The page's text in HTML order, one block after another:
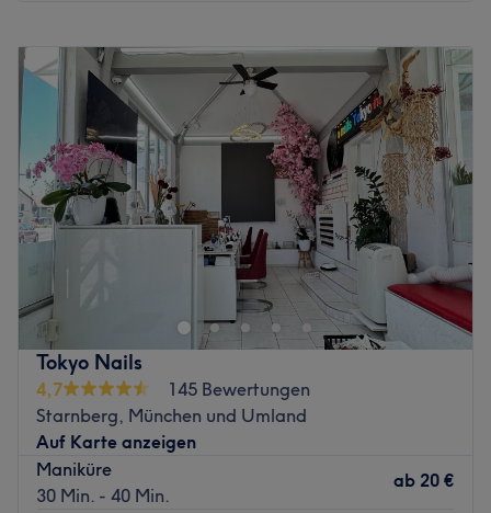
verlässt hier jede Kundin wohlig erfrischt und gepflegt
den Salon. Sich einfach mal wieder "Me-Time" gönnen,
das gelingt im MIZU SPA sehr leicht. Wunderschönes
Permanent Make-Up aus geübter Hand, Wimpern die
bleiben, dazu eine Massage und ein regenerierendes
Facial. Hier trennt dich nichts von deiner eigenen
Schönheit, MIZU ist die Rund-Um-Sorglos-Adresse für
deinen Körper. Buche jetzt und überzeuge dich selbst!
Zurück zur Salonansicht
Dienstag
09:30– 19:00
Mittwoch
09:30 – 19:00
Donnerstag
09:30–19:00
Freitag
09:30–19:00
Samstag
09:30 –19:00
Sonntag
Geschlossen
Befindet sich zentral gelegen in Volksdorf ( 5 Minuten
Fußweg von der U-Bahn ) und hat eine Vielzahl an
Geschäften in der Umgebung.
Zurück zur Salonansicht
Tokyo Nails
4,7
145 Bewertungen
Starnberg, München und Umland
Auf Karte anzeigen
Maniküre
30 Min. - 40 Min.
ab 20 €